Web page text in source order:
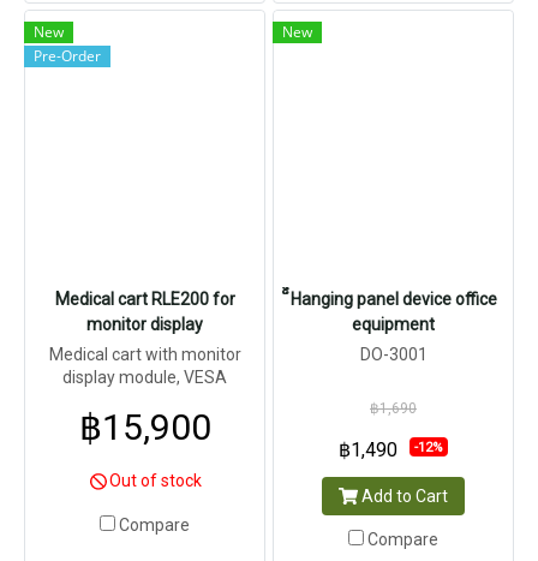
New
Pre-Order
Medical cart RLE200 for
monitor display
Medical cart with monitor
display module, VESA
lock, Hight adjustable, made
with
฿15,900
Out of stock
Compare
New
็็Hanging panel device office
equipment
DO-3001
฿1,690
฿1,490 -12%
Add to Cart
Compare